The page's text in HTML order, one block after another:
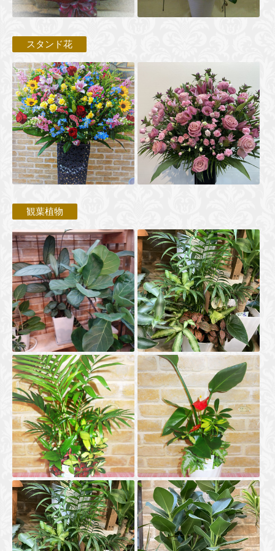
スタンド花
観葉植物